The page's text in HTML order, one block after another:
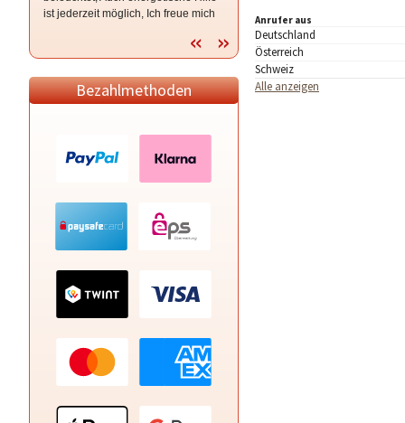
ist jederzeit möglich, Ich freue mich
ehrlich beantworte ich deine Fragen,
mit und ohne Hilfsmittel ღ
Bezahlmethoden
Anrufer aus
Deutschland
Österreich
Schweiz
Alle anzeigen